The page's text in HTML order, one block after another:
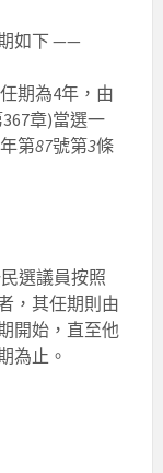
如下 ——
期為4年，由
章)當選一
年第87號第3條
選議員按照
，其任期則由
開始，直至他
為止。